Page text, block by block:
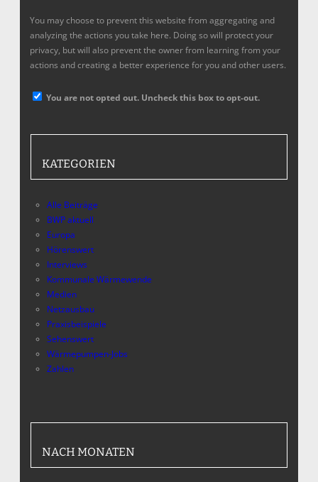
You may choose to prevent this website from aggregating and
analyzing the actions you take here. Doing so will protect your
privacy, but will also prevent the owner from learning from your
actions and creating a better experience for you and other users.
You are not opted out. Uncheck this box to opt-out.
KATEGORIEN
Alle Beiträge
BWP aktuell
Europa
Hörenswert
Interviews
Kommunale Wärmewende
Medien
Netzausbau
Praxisbeispiele
Sehenswert
Wärmepumpen-Jobs
Zahlen
NACH MONATEN